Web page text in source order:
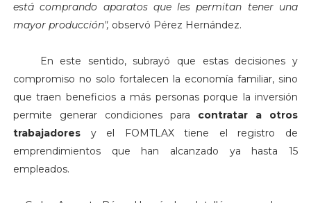
está comprando aparatos que les permitan tener una
mayor producción", observó Pérez Hernández.
En este sentido, subrayó que estas decisiones y
compromiso no solo fortalecen la economía familiar, sino
que traen beneficios a más personas porque la inversión
permite generar condiciones para contratar a otros
trabajadoresy el FOMTLAX tiene el registro de
emprendimientos que han alcanzado ya hasta 15
empleados.